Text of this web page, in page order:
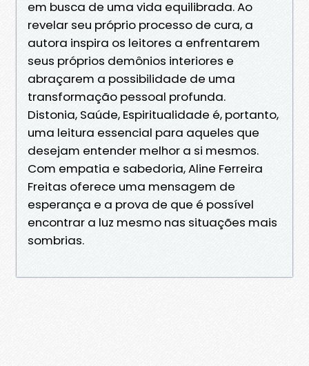
em busca de uma vida equilibrada. Ao
revelar seu próprio processo de cura, a
autora inspira os leitores a enfrentarem
seus próprios demônios interiores e
abraçarem a possibilidade de uma
transformação pessoal profunda.
Distonia, Saúde, Espiritualidade é, portanto,
uma leitura essencial para aqueles que
desejam entender melhor a si mesmos.
Com empatia e sabedoria, Aline Ferreira
Freitas oferece uma mensagem de
esperança e a prova de que é possível
encontrar a luz mesmo nas situações mais
sombrias.